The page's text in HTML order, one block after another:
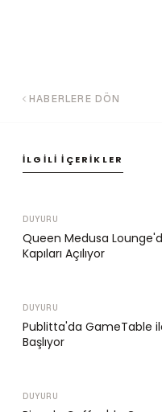
HABERLERE DÖN
İLGILI İÇERIKLER
DUYURU
Queen Medusa
Kapıları Açılıyor
DUYURU
Publitta'da GameTable
Başlıyor
DUYURU